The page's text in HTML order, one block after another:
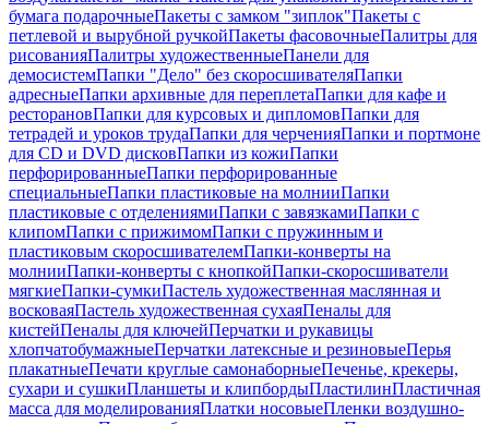
бумага подарочныеПакеты с замком "зиплок"Пакеты с
петлевой и вырубной ручкойПакеты фасовочныеПалитры для
рисованияПалитры художественныеПанели для
демосистемПапки "Дело" без скоросшивателяПапки
адресныеПапки архивные для переплетаПапки для кафе и
ресторановПапки для курсовых и дипломовПапки для
тетрадей и уроков трудаПапки для черченияПапки и портмоне
для CD и DVD дисковПапки из кожиПапки
перфорированныеПапки перфорированные
специальныеПапки пластиковые на молнииПапки
пластиковые с отделениямиПапки с завязкамиПапки с
клипомПапки с прижимомПапки с пружинным и
пластиковым скоросшивателемПапки-конверты на
молнииПапки-конверты с кнопкойПапки-скоросшиватели
мягкиеПапки-сумкиПастель художественная маслянная и
восковаяПастель художественная сухаяПеналы для
кистейПеналы для ключейПерчатки и рукавицы
хлопчатобумажныеПерчатки латексные и резиновыеПерья
плакатныеПечати круглые самонаборныеПеченье, крекеры,
сухари и сушкиПланшеты и клипбордыПластилинПластичная
масса для моделированияПлатки носовыеПленки воздушно-